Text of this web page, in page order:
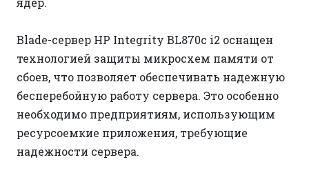
Blade-сервер HP Integrity BL870c i2 оснащен
технологией защиты микросхем памяти от
сбоев, что позволяет обеспечивать надежную
бесперебойную работу сервера. Это особенно
необходимо предприятиям, использующим
ресурсоемкие приложения, требующие
надежности сервера.